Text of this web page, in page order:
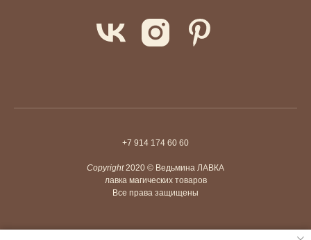
+7 914 174 60 60
Copyright2020 © Ведьмина ЛАВКА
лавка магических товаров
Все права защищены